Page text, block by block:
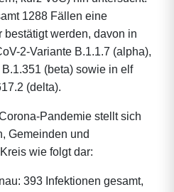
1288 Fällen eine
bestätigt werden, davon in
2-Variante B.1.1.7 (alpha),
(beta) sowie in elf
(delta).
Pandemie stellt sich
Gemeinden und
wie folgt dar:
393 Infektionen gesamt,